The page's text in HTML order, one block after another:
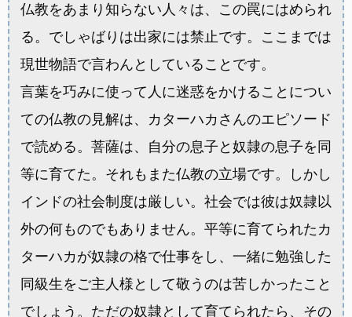
仏教をあまり知らない人々は、この罠にはめられ
る。でしゃばりは出家には禁止です。ここまでは
現世物語で言わんとしていることです。
言葉を巧みに使って人に迷惑をかけることについ
ての仏教の見解は、カターハカさんのエピソード
で読める。菩薩は、自分の息子と奴隷の息子を同
等に育てた。それもまた仏教の立場です。しかし
インドの社会制度は厳しい。社会では彼は奴隷以
外の何ものでもありません。平等に育てられたカ
ターハカが奴隷の格で仕事をし、一緒に勉強した
同級生をご主人様として敬うのは苦しかったこと
でしょう。ただの奴隷として育てられたら、その